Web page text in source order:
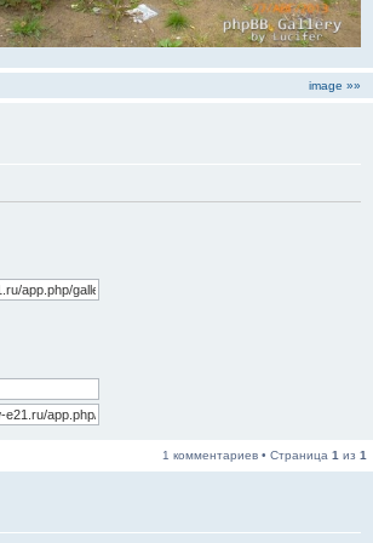
image »»
1 комментариев • Страница 1 из 1